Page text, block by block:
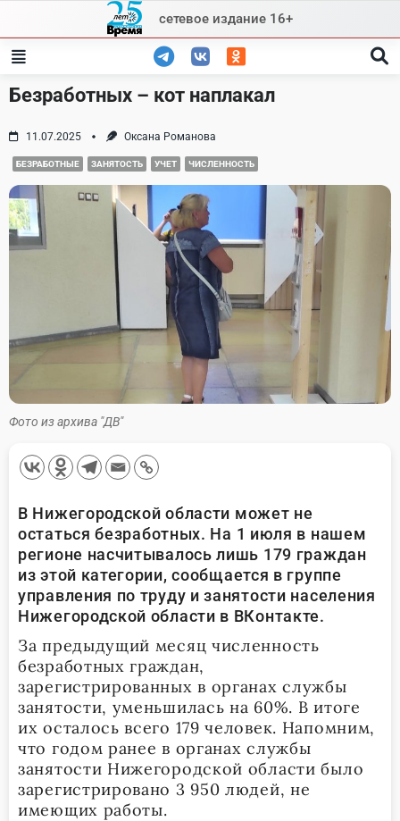
content
сетевое издание 16+
Безработных – кот наплакал
11.07.2025 Оксана Романова
БЕЗРАБОТНЫЕ ЗАНЯТОСТЬ УЧЕТ ЧИСЛЕННОСТЬ
Фото из архива "ДВ"
В Нижегородской области может не
остаться безработных. На 1 июля в нашем
регионе насчитывалось лишь 179 граждан
из этой категории, сообщается в группе
управления по труду и занятости населения
Нижегородской области в ВКонтакте.
За предыдущий месяц численность
безработных граждан,
зарегистрированных в органах службы
занятости, уменьшилась на 60%. В итоге
их осталось всего 179 человек. Напомним,
что годом ранее в органах службы
занятости Нижегородской области было
зарегистрировано 3 950 людей, не
имеющих работы.